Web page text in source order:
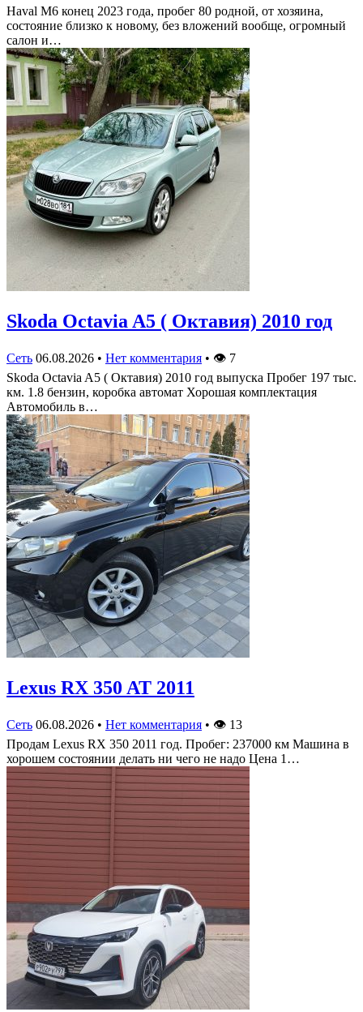
Haval M6 конец 2023 года, пробег 80 родной, от хозяина,
состояние близко к новому, без вложений вообще, огромный
салон и…
Skoda Octavia A5 ( Октавия) 2010 год
Сеть 06.08.2026 • Нет комментария • 👁 7
Skoda Octavia A5 ( Октавия) 2010 год выпуска Пробег 197 тыс.
км. 1.8 бензин, коробка автомат Хорошая комплектация
Автомобиль в…
Lexus RX 350 AT 2011
Сеть 06.08.2026 • Нет комментария • 👁 13
Продам Lexus RX 350 2011 год. Пробег: 237000 км Машина в
хорошем состоянии делать ни чего не надо Цена 1…